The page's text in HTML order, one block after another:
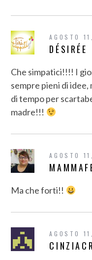
AGOSTO
DÉSIRÉE
Che simpatici!!!! I
sempre pieni di idee,
di tempo per
madre!!!
AGOSTO
Ma che forti!!
AGOSTO